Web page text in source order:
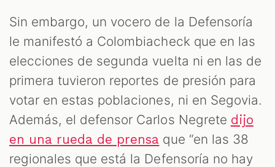
Sin embargo, un vocero de la Defensoría
le manifestó a Colombiacheck que en las
elecciones de segunda vuelta ni en las de
primera tuvieron reportes de presión para
votar en estas poblaciones, ni en Segovia.
Además, el defensor Carlos Negrete dijo
en una rueda de prensa que “en las 38
regionales que está la Defensoría no hay